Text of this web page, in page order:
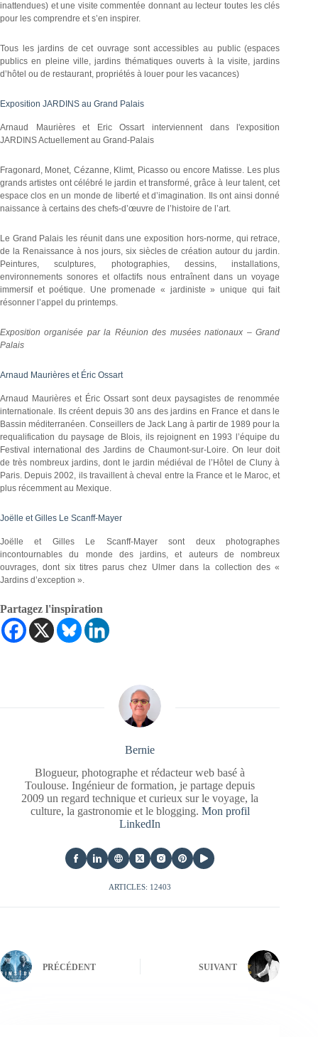
inattendues) et une visite commentée donnant au lecteur toutes les clés
pour les comprendre et s’en inspirer.
Tous les jardins de cet ouvrage sont accessibles au public (espaces
publics en pleine ville, jardins thématiques ouverts à la visite, jardins
d’hôtel ou de restaurant, propriétés à louer pour les vacances)
Exposition JARDINS au Grand Palais
Arnaud Maurières et Eric Ossart interviennent dans l'exposition
JARDINS Actuellement au Grand-Palais
Fragonard, Monet, Cézanne, Klimt, Picasso ou encore Matisse. Les plus
grands artistes ont célébré le jardin et transformé, grâce à leur talent, cet
espace clos en un monde de liberté et d’imagination. Ils ont ainsi donné
naissance à certains des chefs-d’œuvre de l’histoire de l’art.
Le Grand Palais les réunit dans une exposition hors-norme, qui retrace,
de la Renaissance à nos jours, six siècles de création autour du jardin.
Peintures, sculptures, photographies, dessins, installations,
environnements sonores et olfactifs nous entraînent dans un voyage
immersif et poétique. Une promenade « jardiniste » unique qui fait
résonner l’appel du printemps.
Exposition organisée par la Réunion des musées nationaux – Grand
Palais
Arnaud Maurières et Éric Ossart
Arnaud Maurières et Éric Ossart sont deux paysagistes de renommée
internationale. Ils créent depuis 30 ans des jardins en France et dans le
Bassin méditerranéen. Conseillers de Jack Lang à partir de 1989 pour la
requalification du paysage de Blois, ils rejoignent en 1993 l’équipe du
Festival international des Jardins de Chaumont-sur-Loire. On leur doit
de très nombreux jardins, dont le jardin médiéval de l’Hôtel de Cluny à
Paris. Depuis 2002, ils travaillent à cheval entre la France et le Maroc, et
plus récemment au Mexique.
Joëlle et Gilles Le Scanff-Mayer
Joëlle et Gilles Le Scanff-Mayer sont deux photographes
incontournables du monde des jardins, et auteurs de nombreux
ouvrages, dont six titres parus chez Ulmer dans la collection des «
Jardins d’exception ».
Partagez l'inspiration
Bernie
Blogueur, photographe et rédacteur web basé à
Toulouse. Ingénieur de formation, je partage depuis
2009 un regard technique et curieux sur le voyage, la
culture, la gastronomie et le blogging. Mon profil
LinkedIn
ARTICLES: 12403
PRÉCÉDENT SUIVANT